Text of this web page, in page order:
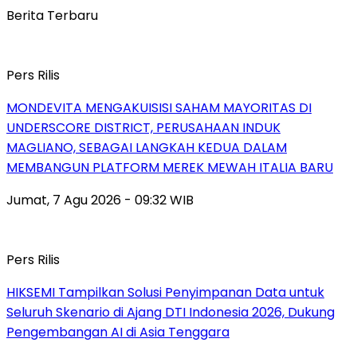
Berita Terbaru
Pers Rilis
MONDEVITA MENGAKUISISI SAHAM MAYORITAS DI
UNDERSCORE DISTRICT, PERUSAHAAN INDUK
MAGLIANO, SEBAGAI LANGKAH KEDUA DALAM
MEMBANGUN PLATFORM MEREK MEWAH ITALIA BARU
Jumat, 7 Agu 2026 - 09:32 WIB
Pers Rilis
HIKSEMI Tampilkan Solusi Penyimpanan Data untuk
Seluruh Skenario di Ajang DTI Indonesia 2026, Dukung
Pengembangan AI di Asia Tenggara